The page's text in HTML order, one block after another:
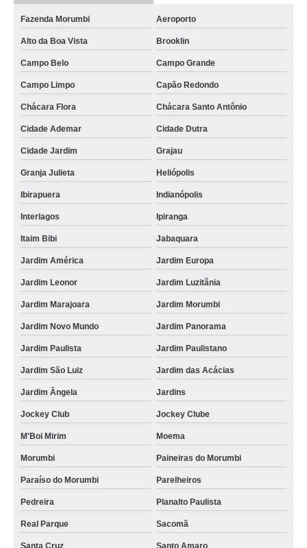
Fazenda Morumbi Aeroporto
Alto da Boa Vista Brooklin
Campo Belo Campo Grande
Campo Limpo Capão Redondo
Chácara Flora Chácara Santo Antônio
Cidade Ademar Cidade Dutra
Cidade Jardim Grajau
Granja Julieta Heliópolis
Ibirapuera Indianópolis
Interlagos Ipiranga
Itaim Bibi Jabaquara
Jardim América Jardim Europa
Jardim Leonor Jardim Luzitânia
Jardim Marajoara Jardim Morumbi
Jardim Novo Mundo Jardim Panorama
Jardim Paulista Jardim Paulistano
Jardim São Luiz Jardim das Acácias
Jardim Ângela Jardins
Jockey Club Jockey Clube
M'Boi Mirim Moema
Morumbi Paineiras do Morumbi
Paraíso do Morumbi Parelheiros
Pedreira Planalto Paulista
Real Parque Sacomã
Santa Cruz Santo Amaro